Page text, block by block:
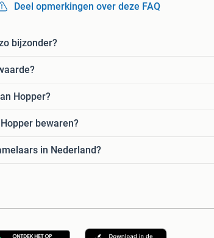
Deel opmerkingen over deze FAQ
bijzonder?
Hopper?
bewaren?
in Nederland?